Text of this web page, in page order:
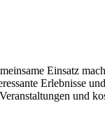
Einsatz
Erlebnisse
und